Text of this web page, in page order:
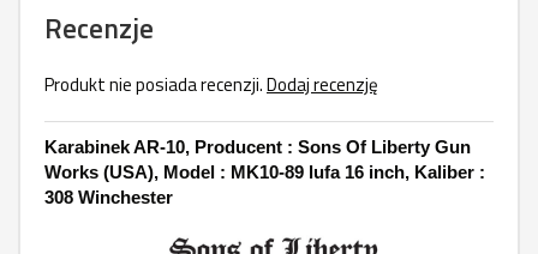
Recenzje
Produkt nie posiada recenzji.Dodaj recenzję
Karabinek AR-10, Producent : Sons Of Liberty Gun
Works (USA), Model : MK10-89 lufa 16 inch, Kaliber :
308 Winchester